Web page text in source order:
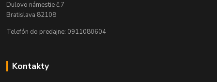
Dulovo námestie č.7
Bratislava 82108
Telefón do predajne: 0911080604
Kontakty